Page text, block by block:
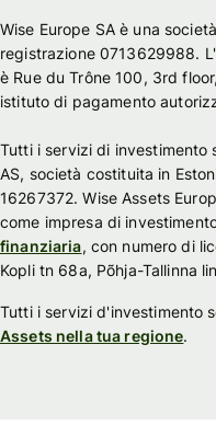
Wise Europe SA è una
registrazione 0713629988.
è Rue du Trône 100, 3rd
istituto di pagamento
Tutti i servizi di investimento
AS, società costituita in
16267372. Wise Assets
come impresa di
finanziaria, con numero di
Kopli tn 68a, Põhja-Tallinna
Tutti i servizi d'investimento
Assets nella tua regione.